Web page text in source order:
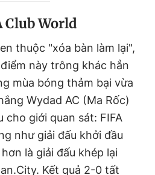
Club World
thuộc "xóa bàn làm lại",
này trông khác hẳn
mùa bóng thảm bại vừa
Wydad AC (Ma Rốc)
cho giới quan sát: FIFA
như giải đấu khởi đầu
là giải đấu khép lại
Kết quả 2-0 tất